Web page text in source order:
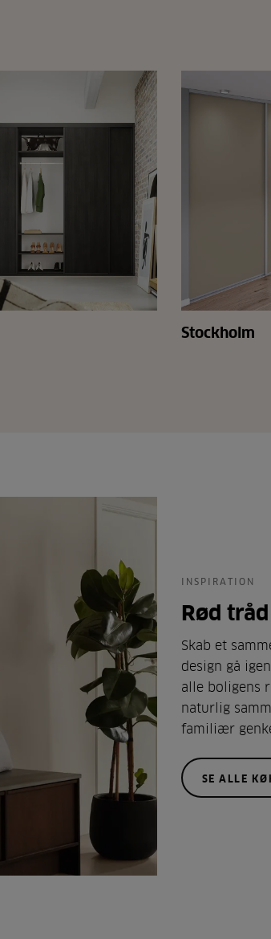
Stockholm
INSPIRATION
Rød
Skab et
design gå
alle boligens
naturlig
familiær
SE ALLE